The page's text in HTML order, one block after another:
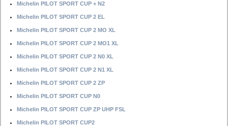
Michelin PILOT SPORT CUP + N2
Michelin PILOT SPORT CUP 2 EL
Michelin PILOT SPORT CUP 2 MO XL
Michelin PILOT SPORT CUP 2 MO1 XL
Michelin PILOT SPORT CUP 2 N0 XL
Michelin PILOT SPORT CUP 2 N1 XL
Michelin PILOT SPORT CUP 2 ZP
Michelin PILOT SPORT CUP N0
Michelin PILOT SPORT CUP ZP UHP FSL
Michelin PILOT SPORT CUP2